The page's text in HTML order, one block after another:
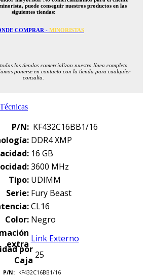
puede conseguir nuestros productos en las
siguientes tiendas:
COMPRAR - MINORISTAS
las tiendas comercializan nuestra línea completa
ponerse en contacto con la tienda para cualquier
consulta.
P/N: KF432C16BB1/16
: DDR4 XMP
16 GB
3600 MHz
Tipo: UDIMM
Serie: Fury Beast
CL16
Color: Negro
extra Link Externo
por
Caja 25
P/N: KF432C16BB1/16